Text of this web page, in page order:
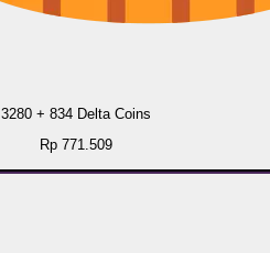
3280 + 834 Delta Coins
Rp 771.509